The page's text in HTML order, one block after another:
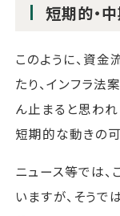
短期的・
このように、資
たり、インフラ法
ん止まると思われ
短期的な動きの可
ニュース等では
いますが、そう